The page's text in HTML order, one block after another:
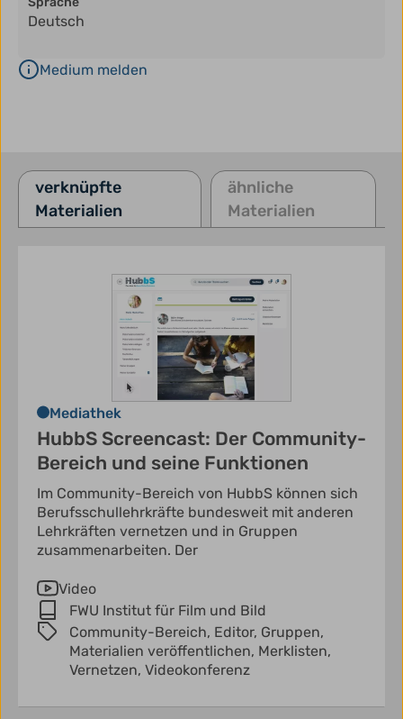
Deutsch
Medium melden
verknüpfte
Materialien
ähnliche
Materialien
Mediathek
HubbS Screencast: Der Community-
Bereich und seine Funktionen
Im Community-Bereich von HubbS können sich
Berufsschullehrkräfte bundesweit mit anderen
Lehrkräften vernetzen und in Gruppen
zusammenarbeiten. Der
Video
FWU Institut für Film und Bild
Community-Bereich, Editor, Gruppen,
Materialien veröffentlichen, Merklisten,
Vernetzen, Videokonferenz